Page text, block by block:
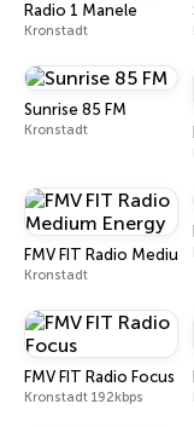
Radio 1 Manele
Kronstadt
Sunrise 85 FM
Kronstadt
FMV FIT Radio
Kronstadt
FMV FIT Radio Focus
Kronstadt 192kbps